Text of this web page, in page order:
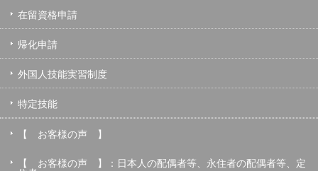
在留資格申請
帰化申請
外国人技能実習制度
特定技能
【 お客様の声 】
【 お客様の声 】：日本人の配偶者等、永住者の配偶者等、定